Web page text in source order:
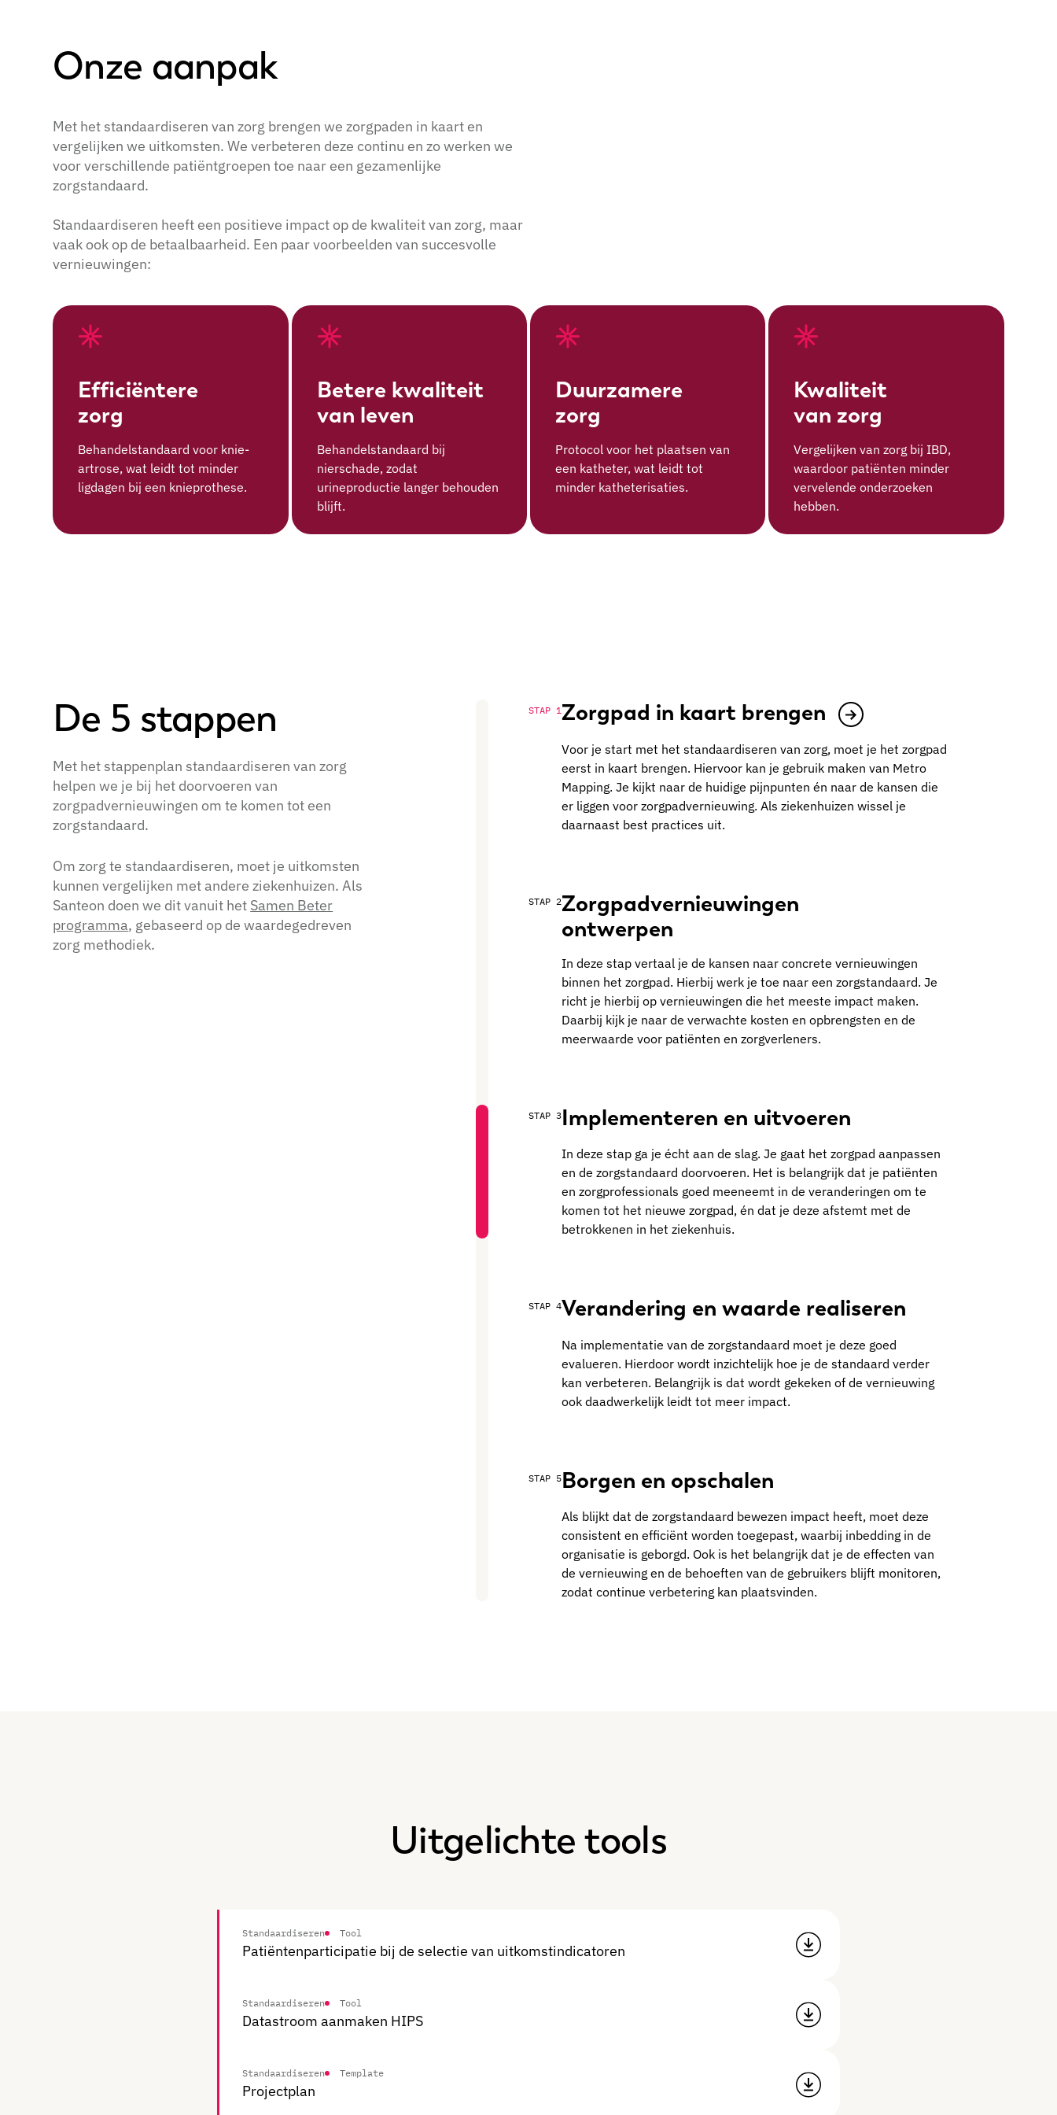
Onze aanpak
Met het standaardiseren van zorg brengen we zorgpaden in kaart en
vergelijken we uitkomsten. We verbeteren deze continu en zo werken we
voor verschillende patiëntgroepen toe naar een gezamenlijke
zorgstandaard.
Standaardiseren heeft een positieve impact op de kwaliteit van zorg, maar
vaak ook op de betaalbaarheid. Een paar voorbeelden van succesvolle
vernieuwingen:
Efficiëntere
zorg
Behandelstandaard voor knie-
artrose, wat leidt tot minder
ligdagen bij een knieprothese.
Betere kwaliteit
van leven
Behandelstandaard bij
nierschade, zodat
urineproductie langer behouden
blijft.
Duurzamere
zorg
Protocol voor het plaatsen van
een katheter, wat leidt tot
minder katheterisaties.
Kwaliteit
van zorg
Vergelijken van zorg bij IBD,
waardoor patiënten minder
vervelende onderzoeken
hebben.
De 5 stappen
Met het stappenplan standaardiseren van zorg
helpen we je bij het doorvoeren van
zorgpadvernieuwingen om te komen tot een
zorgstandaard.
Om zorg te standaardiseren, moet je uitkomsten
kunnen vergelijken met andere ziekenhuizen. Als
Santeon doen we dit vanuit het Samen Beter
programma, gebaseerd op de waardegedreven
zorg methodiek.
STAP 1Zorgpad in kaart brengen
Voor je start met het standaardiseren van zorg, moet je het zorgpad
eerst in kaart brengen. Hiervoor kan je gebruik maken van Metro
Mapping. Je kijkt naar de huidige pijnpunten én naar de kansen die
er liggen voor zorgpadvernieuwing. Als ziekenhuizen wissel je
daarnaast best practices uit.
STAP 2Zorgpadvernieuwingen
ontwerpen
In deze stap vertaal je de kansen naar concrete vernieuwingen
binnen het zorgpad. Hierbij werk je toe naar een zorgstandaard. Je
richt je hierbij op vernieuwingen die het meeste impact maken.
Daarbij kijk je naar de verwachte kosten en opbrengsten en de
meerwaarde voor patiënten en zorgverleners.
STAP 3Implementeren en uitvoeren
In deze stap ga je écht aan de slag. Je gaat het zorgpad aanpassen
en de zorgstandaard doorvoeren. Het is belangrijk dat je patiënten
en zorgprofessionals goed meeneemt in de veranderingen om te
komen tot het nieuwe zorgpad, én dat je deze afstemt met de
betrokkenen in het ziekenhuis.
STAP 4Verandering en waarde realiseren
Na implementatie van de zorgstandaard moet je deze goed
evalueren. Hierdoor wordt inzichtelijk hoe je de standaard verder
kan verbeteren. Belangrijk is dat wordt gekeken of de vernieuwing
ook daadwerkelijk leidt tot meer impact.
STAP 5Borgen en opschalen
Als blijkt dat de zorgstandaard bewezen impact heeft, moet deze
consistent en efficiënt worden toegepast, waarbij inbedding in de
organisatie is geborgd. Ook is het belangrijk dat je de effecten van
de vernieuwing en de behoeften van de gebruikers blijft monitoren,
zodat continue verbetering kan plaatsvinden.
Uitgelichte tools
Standaardiseren Tool
Patiëntenparticipatie bij de selectie van uitkomstindicatoren
Standaardiseren Tool
Datastroom aanmaken HIPS
Standaardiseren Template
Projectplan